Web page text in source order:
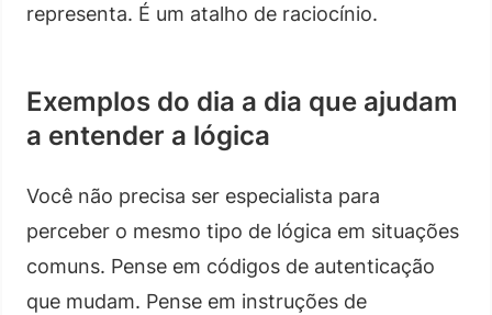
representa. É um atalho de raciocínio.
Exemplos do dia a dia que ajudam
a entender a lógica
Você não precisa ser especialista para
perceber o mesmo tipo de lógica em situações
comuns. Pense em códigos de autenticação
que mudam. Pense em instruções de